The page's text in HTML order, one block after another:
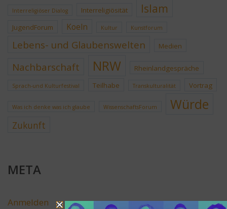
Interreligiöser Dialog Interreligiösität Islam
JugendForum Koeln Kultur Kunstforum
Lebens- und Glaubenswelten Medien
Nachbarschaft NRW Rheinlandgespräche
Sprach-und Kulturfestival Teilhabe Transkulturalität Vortrag
Was ich denke was ich glaube WissenschaftsForum Würde
Zukunft
META
Anmelden